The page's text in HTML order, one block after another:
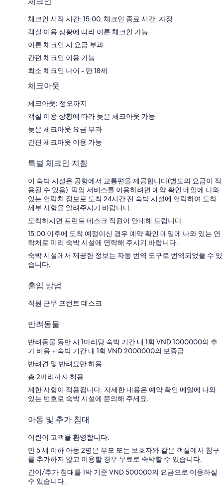
체크인 시작 시간: 15:00, 체크인 종료 시간: 자정
객실 이용 상황에 따라 이른 체크인 가능
이른 체크인 시 요금 부과
간편 체크인 이용 가능
최소 체크인 나이 - 만 18세
체크아웃
체크아웃: 정오까지
객실 이용 상황에 따라 늦은 체크아웃 가능
늦은 체크아웃 요금 부과
간편 체크아웃 이용 가능
특별 체크인 지침
이 숙박 시설은 공항에서 교통편을 제공합니다(별도의 요금이 적
용될 수 있음). 픽업 서비스를 이용하려면 예약 확인 메일에 나와
있는 연락처 정보로 도착 24시간 전 숙박 시설에 연락하여 도착
세부 사항을 알려주시기 바랍니다.
도착하시면 프런트 데스크 직원이 안내해 드립니다.
15:00 이후에 도착 예정이신 경우 예약 확인 메일에 나와 있는 연
락처로 미리 숙박 시설에 연락해 주시기 바랍니다.
숙박 시설에서 제공한 정보는 자동 번역 도구로 번역되었을 수 있
습니다.
출입 방법
직원 근무 프런트 데스크
반려동물
반려동물 동반 시 1마리당 숙박 기간 내 1회 VND 1000000의 추
가 비용 + 숙박 기간 내 1회 VND 2000000의 보증금
반려견 및 반려묘만 허용
총 2마리까지 허용
제한 사항이 적용됩니다. 자세한 내용은 예약 확인 메일에 나와
있는 번호로 숙박 시설에 문의해 주세요.
아동 및 추가 침대
어린이 고객을 환영합니다.
만 5 세 이하 아동 2명은 부모 또는 보호자와 같은 객실에서 침구
를 추가하지 않고 이용할 경우 무료로 숙박할 수 있습니다.
간이/추가 침대를 1박 기준 VND 500000의 요금으로 이용하실
수 있습니다.